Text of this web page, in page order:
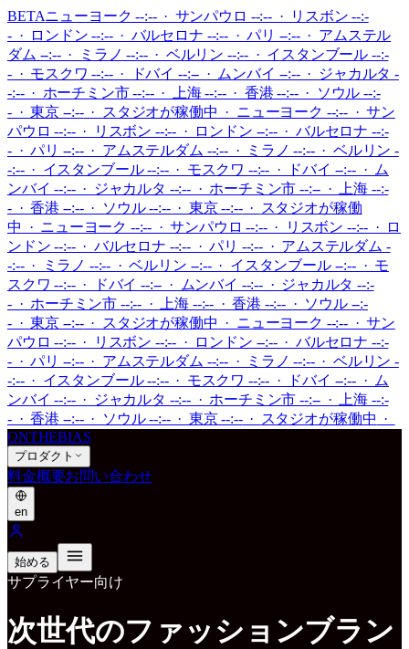
BETAニューヨーク --:-- · サンパウロ --:-- · リスボン --:-
- · ロンドン --:-- · バルセロナ --:-- · パリ --:-- · アムステル
ダム --:-- · ミラノ --:-- · ベルリン --:-- · イスタンブール --:-
- · モスクワ --:-- · ドバイ --:-- · ムンバイ --:-- · ジャカルタ -
-:-- · ホーチミン市 --:-- · 上海 --:-- · 香港 --:-- · ソウル --:-
- · 東京 --:--· スタジオが稼働中 · ニューヨーク --:-- · サン
パウロ --:-- · リスボン --:-- · ロンドン --:-- · バルセロナ --:-
- · パリ --:-- · アムステルダム --:-- · ミラノ --:-- · ベルリン -
-:-- · イスタンブール --:-- · モスクワ --:-- · ドバイ --:-- · ム
ンバイ --:-- · ジャカルタ --:-- · ホーチミン市 --:-- · 上海 --:-
- · 香港 --:-- · ソウル --:-- · 東京 --:--·
スタジオが稼働
中
· ニューヨーク --:-- · サンパウロ --:-- · リスボン --:-- · ロ
ンドン --:-- · バルセロナ --:-- · パリ --:-- · アムステルダム -
-:-- · ミラノ --:-- · ベルリン --:-- · イスタンブール --:-- · モ
スクワ --:-- · ドバイ --:-- · ムンバイ --:-- · ジャカルタ --:-
- · ホーチミン市 --:-- · 上海 --:-- · 香港 --:-- · ソウル --:-
- · 東京 --:--· スタジオが稼働中 · ニューヨーク --:-- · サン
パウロ --:-- · リスボン --:-- · ロンドン --:-- · バルセロナ --:-
- · パリ --:-- · アムステルダム --:-- · ミラノ --:-- · ベルリン -
-:-- · イスタンブール --:-- · モスクワ --:-- · ドバイ --:-- · ム
ンバイ --:-- · ジャカルタ --:-- · ホーチミン市 --:-- · 上海 --:-
- · 香港 --:-- · ソウル --:-- · 東京 --:--· スタジオが稼働中 ·
ONTHEBIAS
プロダクト
料金概要お問い合わせ
en
始める
サプライヤー向け
次世代のファッションブラン